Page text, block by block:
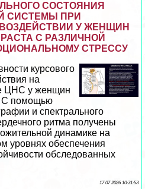
СОСТОЯНИЯ
СИСТЕМЫ ПРИ
У ЖЕНЩИН
С РАЗЛИЧНОЙ
СТРЕССУ
курсового
на
ЦНС у женщин
С помощью
и спектрального
ритма получены
динамике на
уровнях обеспечения
обследованных
17 07 2026 10:31:53